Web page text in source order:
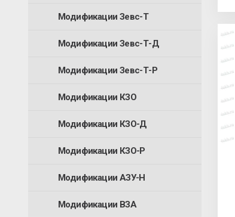
Модификации Зевс-Т
Модификации Зевс-Т-Д
Модификации Зевс-Т-Р
Модификации КЗО
Модификации КЗО-Д
Модификации КЗО-Р
Модификации АЗУ-Н
Модификации ВЗА